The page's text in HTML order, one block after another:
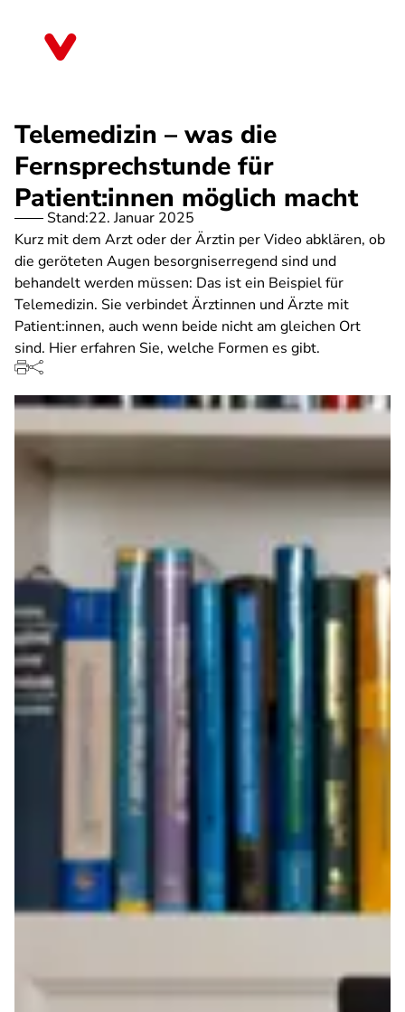
Telemedizin – was die
Fernsprechstunde für
Patient:innen möglich macht
Stand:22. Januar 2025
Kurz mit dem Arzt oder der Ärztin per Video abklären, ob
die geröteten Augen besorgniserregend sind und
behandelt werden müssen: Das ist ein Beispiel für
Telemedizin. Sie verbindet Ärztinnen und Ärzte mit
Patient:innen, auch wenn beide nicht am gleichen Ort
sind. Hier erfahren Sie, welche Formen es gibt.